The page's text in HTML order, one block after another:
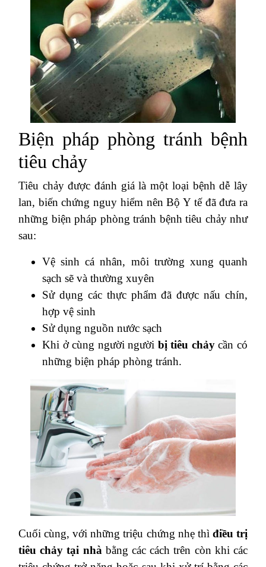
Biện pháp phòng tránh bệnh
tiêu chảy
Tiêu chảy được đánh giá là một loại bệnh dễ lây
lan, biến chứng nguy hiểm nên Bộ Y tế đã đưa ra
những biện pháp phòng tránh bệnh tiêu chảy như
sau:
Vệ sinh cá nhân, môi trường xung quanh
sạch sẽ và thường xuyên
Sử dụng các thực phẩm đã được nấu chín,
hợp vệ sinh
Sử dụng nguồn nước sạch
Khi ở cùng người người bị tiêu chảycần có
những biện pháp phòng tránh.
Cuối cùng, với những triệu chứng nhẹ thì điều trị
tiêu chảy tại nhà bằng các cách trên còn khi các